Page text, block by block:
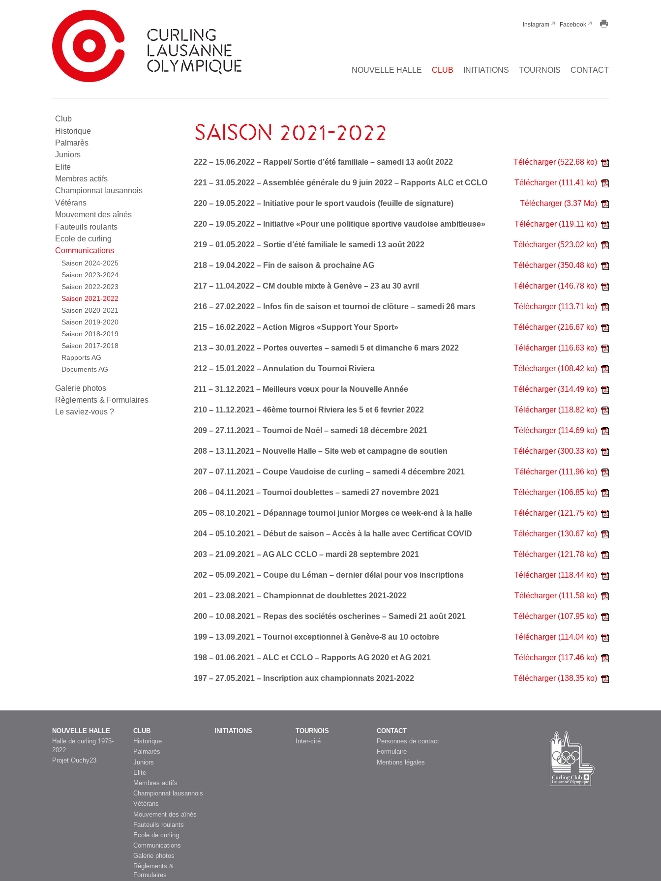
Instagram Facebook
NOUVELLE HALLE CLUB INITIATIONS TOURNOIS CONTACT
Club
Historique
Palmarès
Juniors
Elite
Membres actifs
Championnat lausannois
Vétérans
Mouvement des aînés
Fauteuils roulants
Ecole de curling
Communications
Saison 2024-2025
Saison 2023-2024
Saison 2022-2023
Saison 2021-2022
Saison 2020-2021
Saison 2019-2020
Saison 2018-2019
Saison 2017-2018
Rapports AG
Documents AG
Galerie photos
Règlements & Formulaires
Le saviez-vous ?
SAISON 2021-2022
Télécharger (522.68 ko)
222 – 15.06.2022 – Rappel/ Sortie d’été familiale – samedi 13 août 2022
Télécharger (111.41 ko)
221 – 31.05.2022 – Assemblée générale du 9 juin 2022 – Rapports ALC et CCLO
Télécharger (3.37 Mo)
220 – 19.05.2022 – Initiative pour le sport vaudois (feuille de signature)
Télécharger (119.11 ko)
220 – 19.05.2022 – Initiative «Pour une politique sportive vaudoise ambitieuse»
Télécharger (523.02 ko)
219 – 01.05.2022 – Sortie d’été familiale le samedi 13 août 2022
Télécharger (350.48 ko)
218 – 19.04.2022 – Fin de saison & prochaine AG
Télécharger (146.78 ko)
217 – 11.04.2022 – CM double mixte à Genève – 23 au 30 avril
Télécharger (113.71 ko)
216 – 27.02.2022 – Infos fin de saison et tournoi de clôture – samedi 26 mars
Télécharger (216.67 ko)
215 – 16.02.2022 – Action Migros «Support Your Sport»
Télécharger (116.63 ko)
213 – 30.01.2022 – Portes ouvertes – samedi 5 et dimanche 6 mars 2022
Télécharger (108.42 ko)
212 – 15.01.2022 – Annulation du Tournoi Riviera
Télécharger (314.49 ko)
211 – 31.12.2021 – Meilleurs vœux pour la Nouvelle Année
Télécharger (118.82 ko)
210 – 11.12.2021 – 46ème tournoi Riviera les 5 et 6 fevrier 2022
Télécharger (114.69 ko)
209 – 27.11.2021 – Tournoi de Noël – samedi 18 décembre 2021
Télécharger (300.33 ko)
208 – 13.11.2021 – Nouvelle Halle – Site web et campagne de soutien
Télécharger (111.96 ko)
207 – 07.11.2021 – Coupe Vaudoise de curling – samedi 4 décembre 2021
Télécharger (106.85 ko)
206 – 04.11.2021 – Tournoi doublettes – samedi 27 novembre 2021
Télécharger (121.75 ko)
205 – 08.10.2021 – Dépannage tournoi junior Morges ce week-end à la halle
Télécharger (130.67 ko)
204 – 05.10.2021 – Début de saison – Accès à la halle avec Certificat COVID
Télécharger (121.78 ko)
203 – 21.09.2021 – AG ALC CCLO – mardi 28 septembre 2021
Télécharger (118.44 ko)
202 – 05.09.2021 – Coupe du Léman – dernier délai pour vos inscriptions
Télécharger (111.58 ko)
201 – 23.08.2021 – Championnat de doublettes 2021-2022
Télécharger (107.95 ko)
200 – 10.08.2021 – Repas des sociétés oscherines – Samedi 21 août 2021
Télécharger (114.04 ko)
199 – 13.09.2021 – Tournoi exceptionnel à Genève-8 au 10 octobre
Télécharger (117.46 ko)
198 – 01.06.2021 – ALC et CCLO – Rapports AG 2020 et AG 2021
Télécharger (138.35 ko)
197 – 27.05.2021 – Inscription aux championnats 2021-2022
NOUVELLE HALLE
Halle de curling 1975-
2022
Projet Ouchy23
CLUB
Historique
Palmarès
Juniors
Elite
Membres actifs
Championnat lausannois
Vétérans
Mouvement des aînés
Fauteuils roulants
Ecole de curling
Communications
Galerie photos
Règlements &
Formulaires
INITIATIONS
TOURNOIS
Inter-cité
CONTACT
Personnes de contact
Formulaire
Mentions légales